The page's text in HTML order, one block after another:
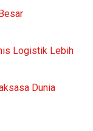
Logistik Lebih
Dunia